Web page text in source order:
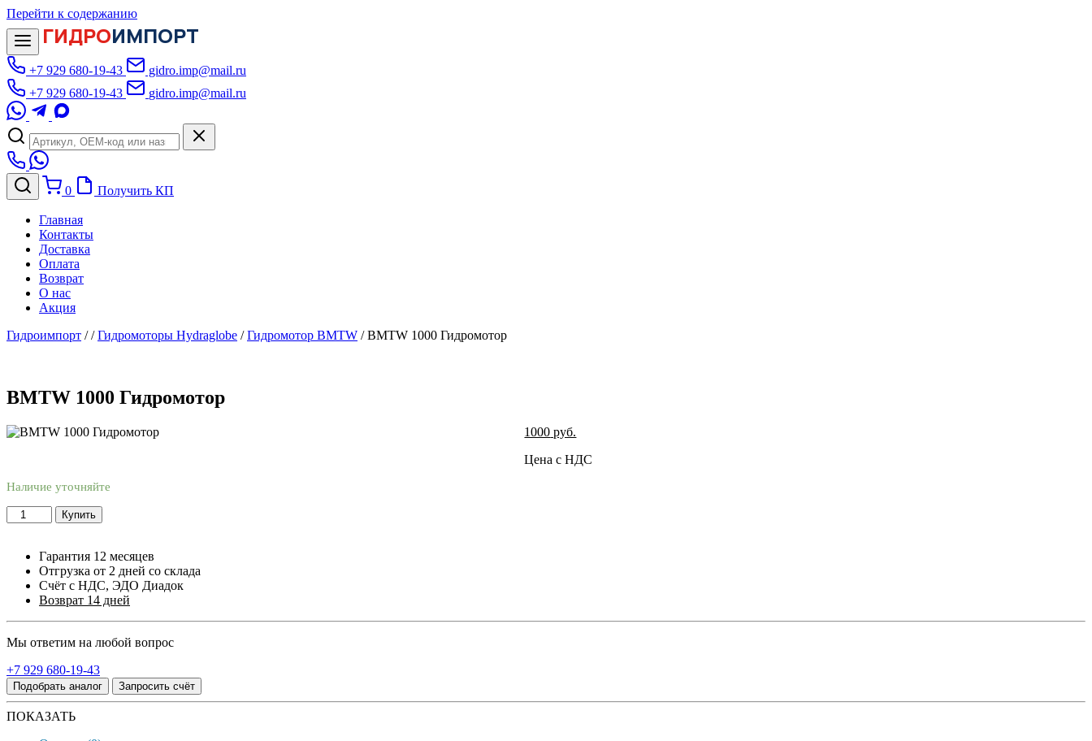
Перейти к содержанию
ГИДРОИМПОРТ
+7 929 680-19-43
gidro.imp@mail.ru
+7 929 680-19-43
gidro.imp@mail.ru
0 Получить КП
Главная
Контакты
Доставка
Оплата
Возврат
О нас
Акция
Гидроимпорт //Гидромоторы Hydraglobe /Гидромотор BMTW /BMTW 1000 Гидромотор
BMTW 1000 Гидромотор
1000 руб.
Цена с НДС
Наличие уточняйте
Купить
Гарантия 12 месяцев
Отгрузка от 2 дней со склада
Счёт с НДС, ЭДО Диадок
Возврат 14 дней
Мы ответим на любой вопрос
+7 929 680-19-43
Подобрать аналог Запросить счёт
ПОКАЗАТЬ